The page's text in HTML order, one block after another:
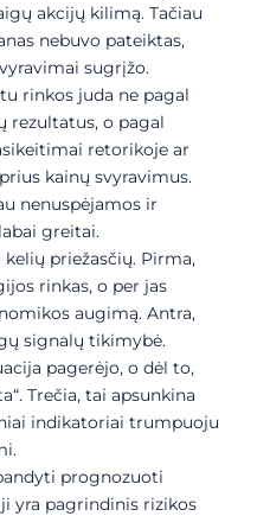
akcijų kilimą. Tačiau
nebuvo pateiktas,
sugrįžo.
rinkos juda ne pagal
rezultatus, o pagal
retorikoje ar
kainų svyravimus.
nenuspėjamos ir
greitai.
priežasčių. Pirma,
rinkas, o per jas
augimą. Antra,
signalų tikimybė.
pagerėjo, o dėl to,
Trečia, tai apsunkina
indikatoriai trumpuoju
prognozuoti
yra pagrindinis rizikos